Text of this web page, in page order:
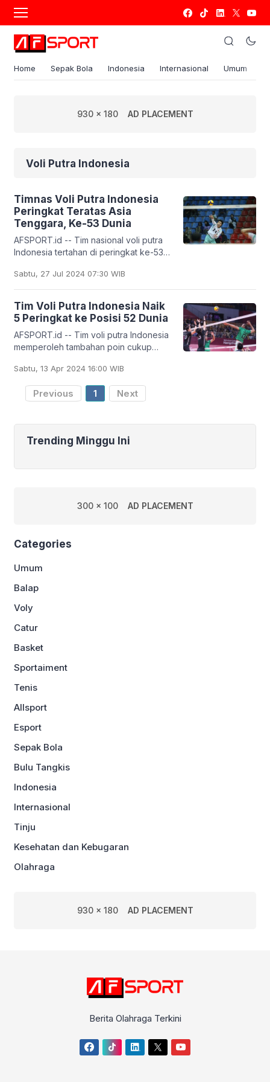
Home Sepak Bola Indonesia Internasional Umum
930 x 180 AD PLACEMENT
Voli Putra Indonesia
Timnas Voli Putra Indonesia
Peringkat Teratas Asia
Tenggara, Ke-53 Dunia
AFSPORT.id -- Tim nasional voli putra
Indonesia tertahan di peringkat ke-53
Turun satu tingkat disebabkan sejumlah
Sabtu, 27 Jul 2024 07:30 WIB
Tim Voli Putra Indonesia Naik
5 Peringkat ke Posisi 52 Dunia
AFSPORT.id -- Tim voli putra Indonesia
memperoleh tambahan poin cukup
2023. Tim voli putra Indonesia pun naik
lima
Sabtu, 13 Apr 2024 16:00 WIB
Previous 1 Next
Trending Minggu Ini
300 x 100 AD PLACEMENT
Categories
Umum
Balap
Voly
Catur
Basket
Sportaiment
Tenis
Allsport
Esport
Sepak Bola
Bulu Tangkis
Indonesia
Internasional
Tinju
Kesehatan dan Kebugaran
Olahraga
930 x 180 AD PLACEMENT
Berita Olahraga Terkini